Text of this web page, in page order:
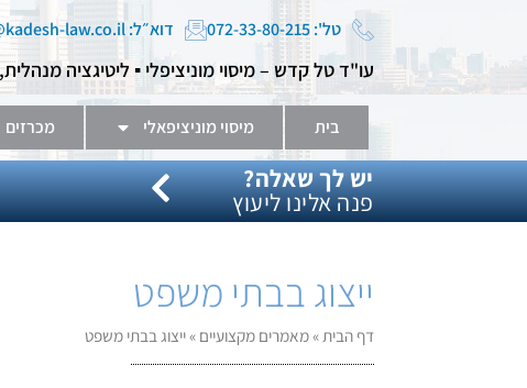
טל': 072-33-80-215 דוא״ל: tal@kadesh-law.co.il
עו"ד טל קדש – מיסוי מוניציפלי ▪️ ליטיגציה
בית מיסוי מוניציפאלי מכרזים
יש לך שאלה?
פנה אלינו ליעוץ
ייצוג בבתי משפט
דף הבית »מאמרים מקצועיים »ייצוג בבתי משפט